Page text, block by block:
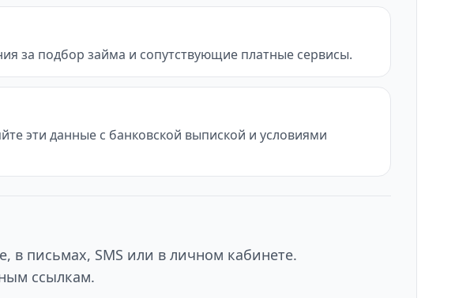
за подбор займа и сопутствующие платные сервисы.
эти данные с банковской выпиской и условиями
в письмах, SMS или в личном кабинете.
ссылкам.